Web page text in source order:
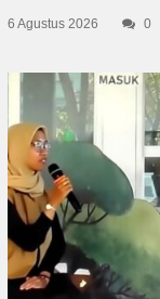
6 Agustus 2026 0